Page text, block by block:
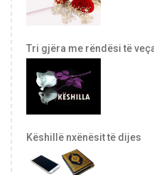
Tri gjëra me rëndësi të
Këshillë nxënësit të dijes